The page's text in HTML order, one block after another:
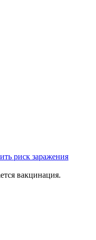
риск заражения
вакцинация.